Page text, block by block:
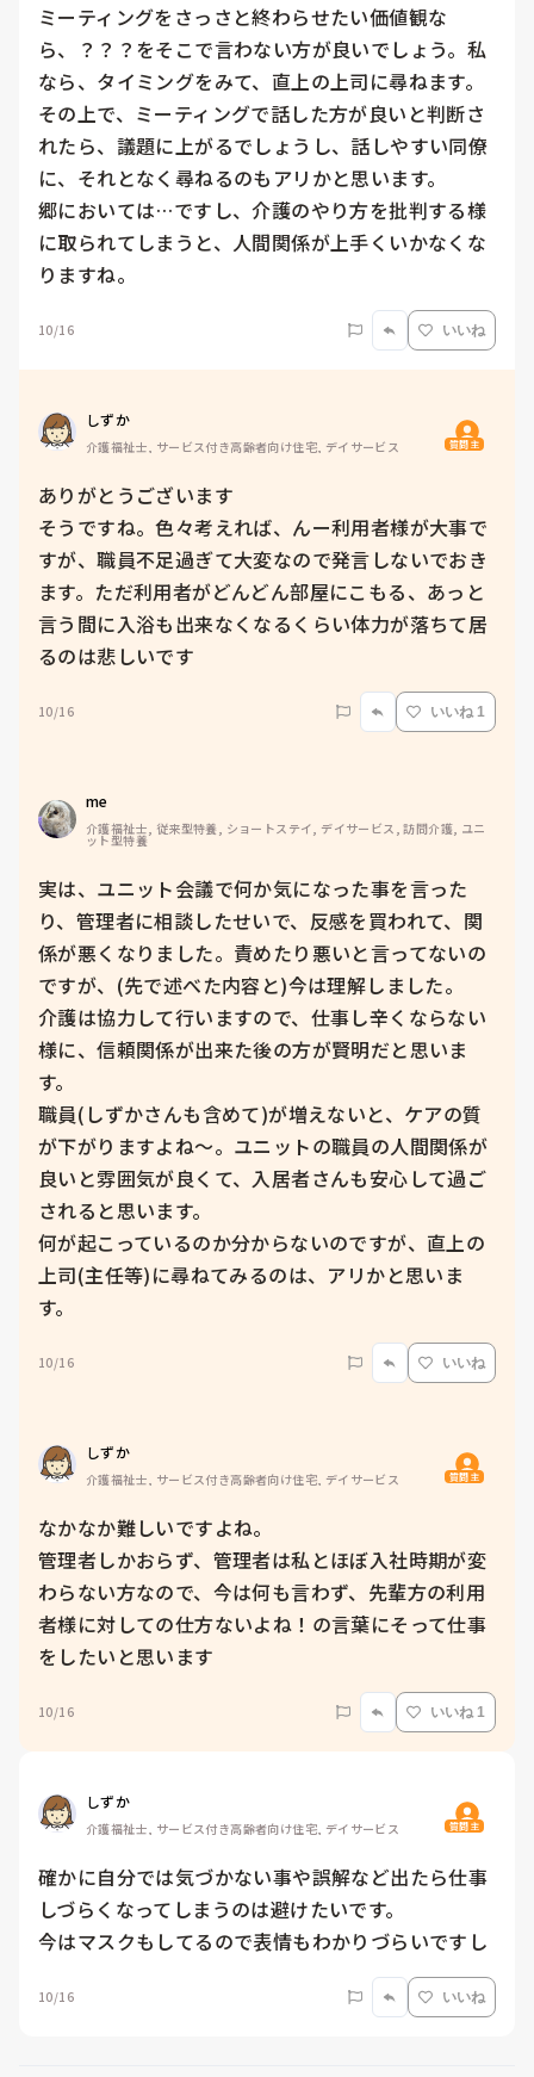
ミーティングをさっさと終わらせたい価値観な
ら、？？？をそこで言わない方が良いでしょう。私
なら、タイミングをみて、直上の上司に尋ねます。
その上で、ミーティングで話した方が良いと判断さ
れたら、議題に上がるでしょうし、話しやすい同僚
に、それとなく尋ねるのもアリかと思います。
郷においては…ですし、介護のやり方を批判する様
に取られてしまうと、人間関係が上手くいかなくな
りますね。
10/16 いいね
しずか
介護福祉士, サービス付き高齢者向け住宅, デイサービス 質問主
ありがとうございます
そうですね。色々考えれば、んー利用者様が大事で
すが、職員不足過ぎて大変なので発言しないでおき
ます。ただ利用者がどんどん部屋にこもる、あっと
言う間に入浴も出来なくなるくらい体力が落ちて居
るのは悲しいです
10/16 いいね 1
me
介護福祉士, 従来型特養, ショートステイ, デイサービス, 訪問介護, ユニ
ット型特養
実は、ユニット会議で何か気になった事を言った
り、管理者に相談したせいで、反感を買われて、関
係が悪くなりました。責めたり悪いと言ってないの
ですが、(先で述べた内容と)今は理解しました。
介護は協力して行いますので、仕事し辛くならない
様に、信頼関係が出来た後の方が賢明だと思いま
す。
職員(しずかさんも含めて)が増えないと、ケアの質
が下がりますよね〜。ユニットの職員の人間関係が
良いと雰囲気が良くて、入居者さんも安心して過ご
されると思います。
何が起こっているのか分からないのですが、直上の
上司(主任等)に尋ねてみるのは、アリかと思いま
10/16 いいね
しずか
介護福祉士, サービス付き高齢者向け住宅, デイサービス 質問主
なかなか難しいですよね。
管理者しかおらず、管理者は私とほぼ入社時期が変
わらない方なので、今は何も言わず、先輩方の利用
者様に対しての仕方ないよね！の言葉にそって仕事
をしたいと思います
10/16 いいね 1
しずか
介護福祉士, サービス付き高齢者向け住宅, デイサービス 質問主
確かに自分では気づかない事や誤解など出たら仕事
しづらくなってしまうのは避けたいです。
今はマスクもしてるので表情もわかりづらいですし
10/16 いいね